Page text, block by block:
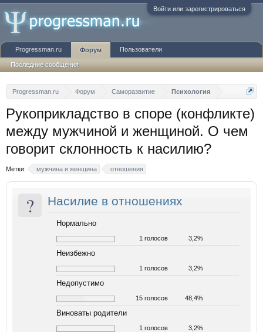
Войти или зарегистрироваться
Progressman.ru Форум Саморазвитие Психология
Рукоприкладство в споре (конфликте)
между мужчиной и женщиной. О чем
говорит склонность к насилию?
Метки: мужчина и женщина отношения
? Насилие в отношениях
Нормально
1 голосов 3,2%
Неизбежно
1 голосов 3,2%
Недопустимо
15 голосов 48,4%
Виноваты родители
1 голосов 3,2%
Progressman.ru Форум
Последние сообщения
Пользователи